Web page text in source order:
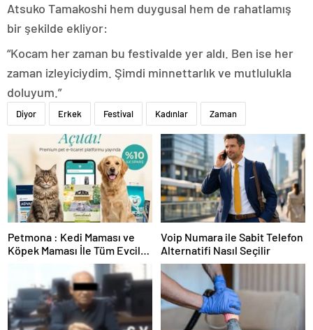
Atsuko Tamakoshi hem duygusal hem de rahatlamış
bir şekilde ekliyor:
“Kocam her zaman bu festivalde yer aldı. Ben ise her
zaman izleyiciydim. Şimdi minnettarlık ve mutlulukla
doluyum.”
Diyor Erkek Festival Kadınlar Zaman
Petmona : Kedi Maması ve
Köpek Maması İle Tüm Evcil
Voip Numara ile Sabit Telefon
Alternatifi Nasıl Seçilir